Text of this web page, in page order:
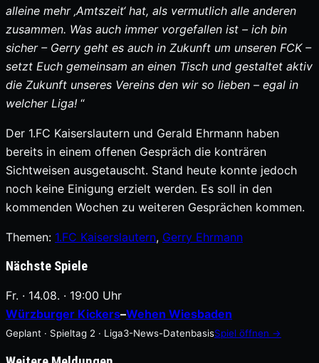
alleine mehr ‚Amtszeit‘ hat, als vermutlich alle anderen
zusammen. Was auch immer vorgefallen ist – ich bin
sicher – Gerry geht es auch in Zukunft um unseren FCK –
setzt Euch gemeinsam an einen Tisch und gestaltet aktiv
die Zukunft unseres Vereins den wir so lieben – egal in
welcher Liga! “
Der 1.FC Kaiserslautern und Gerald Ehrmann haben
bereits in einem offenen Gespräch die konträren
Sichtweisen ausgetauscht. Stand heute konnte jedoch
noch keine Einigung erzielt werden. Es soll in den
kommenden Wochen zu weiteren Gesprächen kommen.
Themen: 1.FC Kaiserslautern, Gerry Ehrmann
Nächste Spiele
Fr. · 14.08. · 19:00 Uhr
Würzburger Kickers–Wehen Wiesbaden
Geplant · Spieltag 2 · Liga3-News-DatenbasisSpiel öffnen →